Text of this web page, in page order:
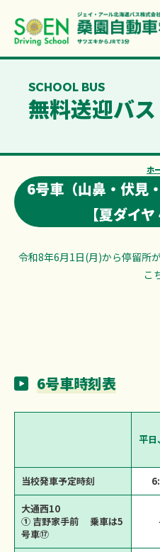
SCHOOL BUS
無料送迎バ
ホ
6号車（山鼻・伏見
【夏ダイ
令和8年6月1日(月)から停留所
こ
6号車時刻表
平
当校発車予定時刻
大通西10
① 吉野家手前 乗車は5
号車⑰